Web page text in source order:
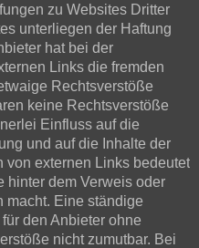
zu Websites Dritter
unterliegen der Haftung
hat bei der
Links die fremden
Rechtsverstöße
keine Rechtsverstöße
Einfluss auf die
und auf die Inhalte der
von externen Links bedeutet
hinter dem Verweis oder
macht. Eine ständige
den Anbieter ohne
nicht zumutbar. Bei